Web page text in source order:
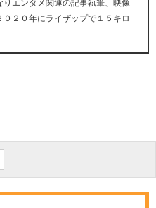
エンタメ関連の記事執筆、映像
２０年にライザップで１５キロ